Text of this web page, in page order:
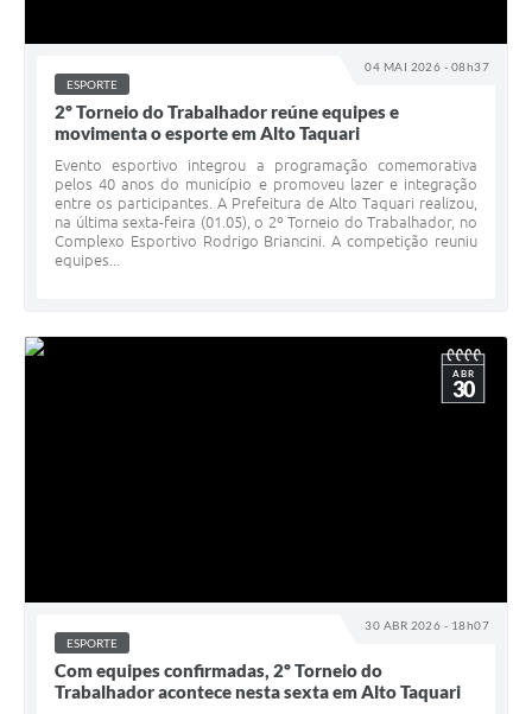
04 MAI 2026 - 08h37
ESPORTE
2º Torneio do Trabalhador reúne equipes e
movimenta o esporte em Alto Taquari
Evento esportivo integrou a programação comemorativa
pelos 40 anos do município e promoveu lazer e integração
entre os participantes. A Prefeitura de Alto Taquari realizou,
na última sexta-feira (01.05), o 2º Torneio do Trabalhador, no
Complexo Esportivo Rodrigo Briancini. A competição reuniu
equipes...
30 ABR 2026 - 18h07
ABR
30
ESPORTE
Com equipes confirmadas, 2º Torneio do
Trabalhador acontece nesta sexta em Alto Taquari